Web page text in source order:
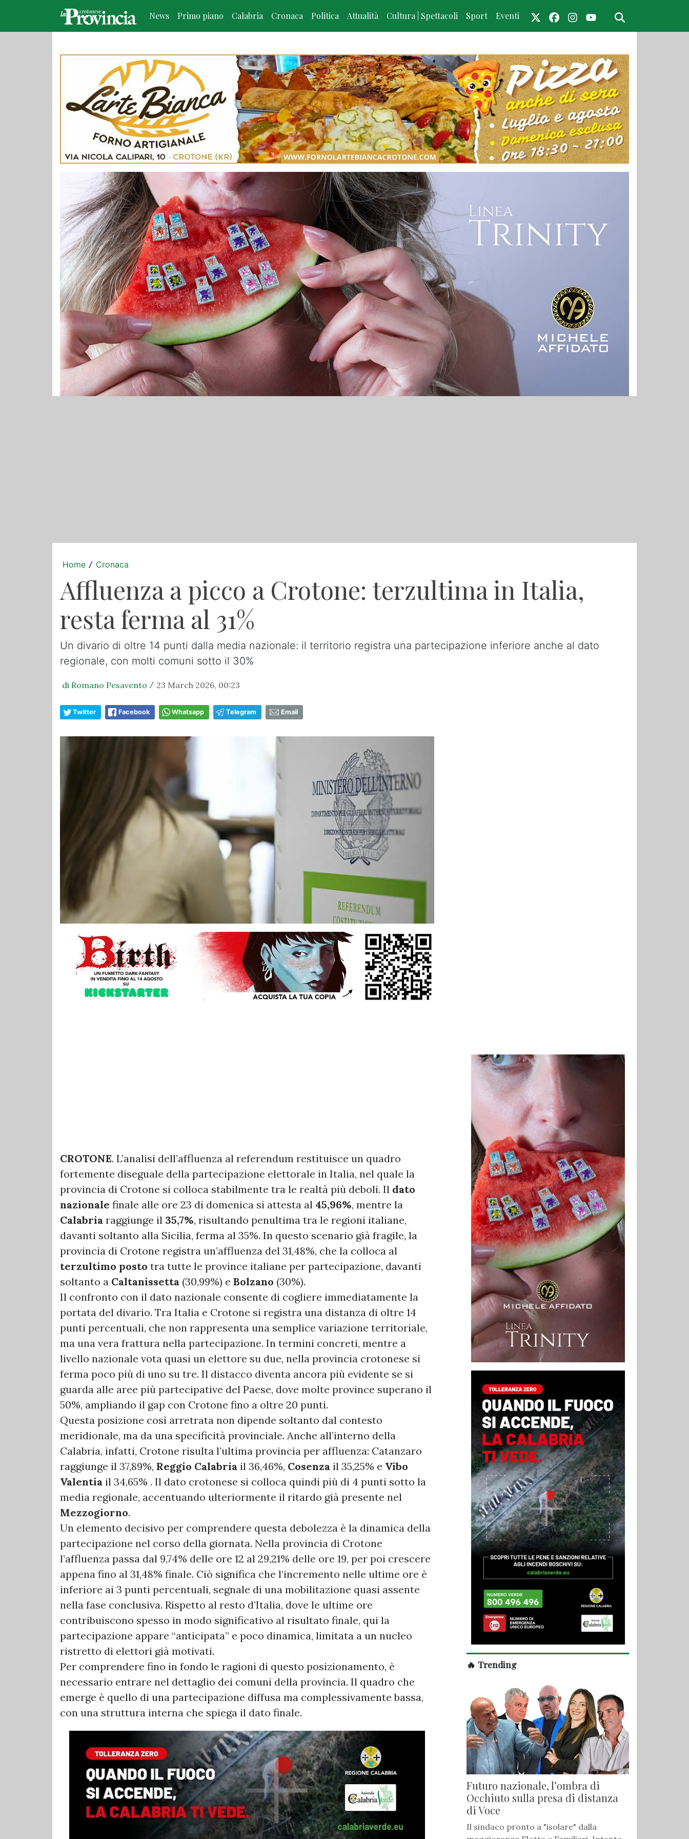
News Primo piano Calabria Cronaca Politica Attualità Cultura | Spettacoli Sport Eventi
Home / Cronaca
Affluenza a picco a Crotone: terzultima in Italia,
resta ferma al 31%
Un divario di oltre 14 punti dalla media nazionale: il territorio registra una partecipazione inferiore anche al dato
regionale, con molti comuni sotto il 30%
di Romano Pesavento / 23 March 2026, 00:23
Twitter Facebook Whatsapp Telegram Email
CROTONE. L’analisi dell’affluenza al referendum restituisce un quadro
fortemente diseguale della partecipazione elettorale in Italia, nel quale la
provincia di Crotone si colloca stabilmente tra le realtà più deboli. Il dato
nazionale finale alle ore 23 di domenica si attesta al 45,96%, mentre la
Calabria raggiunge il 35,7%, risultando penultima tra le regioni italiane,
davanti soltanto alla Sicilia, ferma al 35%. In questo scenario già fragile, la
provincia di Crotone registra un’affluenza del 31,48%, che la colloca al
terzultimo posto tra tutte le province italiane per partecipazione, davanti
soltanto a Caltanissetta (30,99%) e Bolzano (30%).
Il confronto con il dato nazionale consente di cogliere immediatamente la
portata del divario. Tra Italia e Crotone si registra una distanza di oltre 14
punti percentuali, che non rappresenta una semplice variazione territoriale,
ma una vera frattura nella partecipazione. In termini concreti, mentre a
livello nazionale vota quasi un elettore su due, nella provincia crotonese si
ferma poco più di uno su tre. Il distacco diventa ancora più evidente se si
guarda alle aree più partecipative del Paese, dove molte province superano il
50%, ampliando il gap con Crotone fino a oltre 20 punti.
Questa posizione così arretrata non dipende soltanto dal contesto
meridionale, ma da una specificità provinciale. Anche all’interno della
Calabria, infatti, Crotone risulta l’ultima provincia per affluenza: Catanzaro
raggiunge il 37,89%, Reggio Calabria il 36,46%, Cosenza il 35,25% e Vibo
Valentia il 34,65% . Il dato crotonese si colloca quindi più di 4 punti sotto la
media regionale, accentuando ulteriormente il ritardo già presente nel
Mezzogiorno.
Un elemento decisivo per comprendere questa debolezza è la dinamica della
partecipazione nel corso della giornata. Nella provincia di Crotone
l’affluenza passa dal 9,74% delle ore 12 al 29,21% delle ore 19, per poi crescere
appena fino al 31,48% finale. Ciò significa che l’incremento nelle ultime ore è
inferiore ai 3 punti percentuali, segnale di una mobilitazione quasi assente
nella fase conclusiva. Rispetto al resto d’Italia, dove le ultime ore
contribuiscono spesso in modo significativo al risultato finale, qui la
partecipazione appare “anticipata” e poco dinamica, limitata a un nucleo
ristretto di elettori già motivati.
Per comprendere fino in fondo le ragioni di questo posizionamento, è
necessario entrare nel dettaglio dei comuni della provincia. Il quadro che
emerge è quello di una partecipazione diffusa ma complessivamente bassa,
con una struttura interna che spiega il dato finale.
🔥 Trending
Futuro nazionale, l’ombra di
Occhiuto sulla presa di distanza
di Voce
Il sindaco pronto a "isolare" dalla